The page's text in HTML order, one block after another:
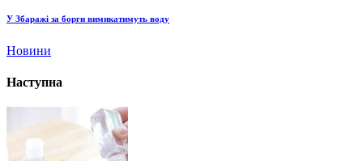
У Збаражі за борги вимикатимуть воду
Новини
Наступна